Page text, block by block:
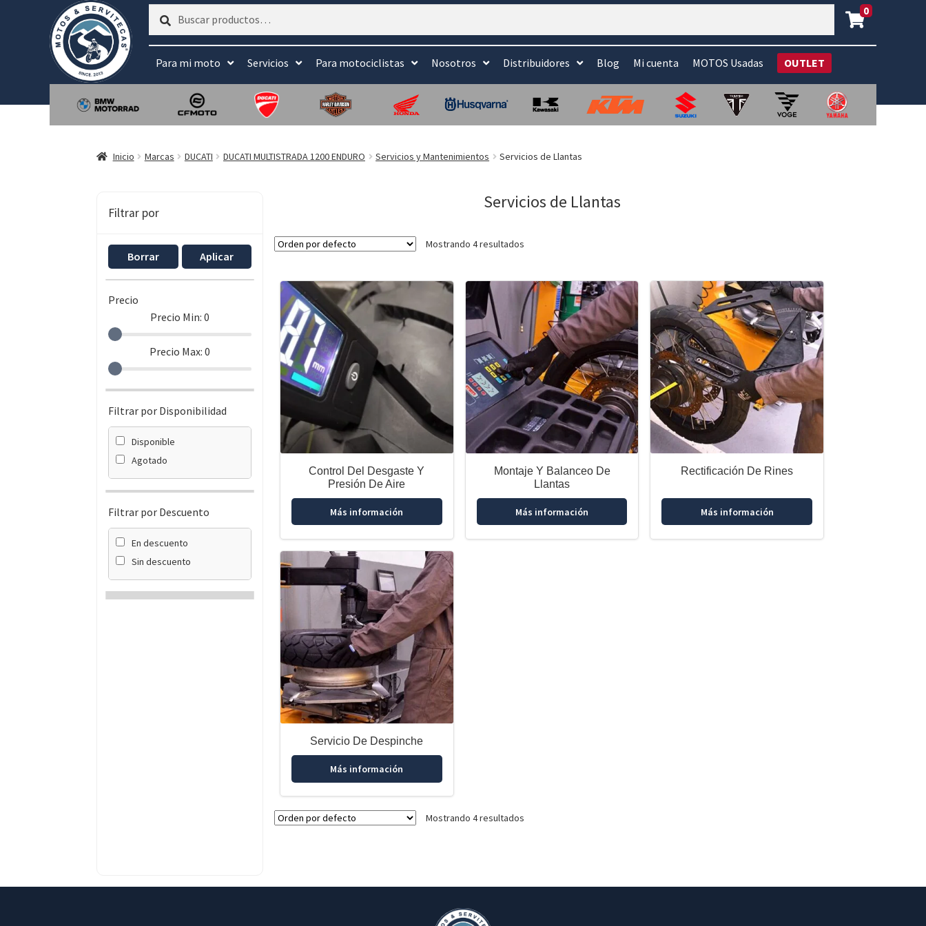
Buscar
Buscar 0
Para mi moto Servicios Para motociclistas Nosotros Distribuidores Blog Mi cuenta MOTOS Usadas OUTLET
Inicio Marcas DUCATI DUCATI MULTISTRADA 1200 ENDURO Servicios y Mantenimientos Servicios de Llantas
Filtrar por
Borrar Aplicar
Precio
Precio Min:0
Precio Max:0
Filtrar por Disponibilidad
Disponible
Agotado
Filtrar por Descuento
En descuento
Sin descuento
Servicios de Llantas
Mostrando 4 resultados
Control Del Desgaste Y
Presión De Aire
Más información
Montaje Y Balanceo De
Llantas
Más información
Rectificación De Rines
Más información
Servicio De Despinche
Más información
Mostrando 4 resultados